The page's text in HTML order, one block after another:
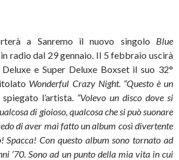
a Sanremo il nuovo singolo Blue
radio dal 29 gennaio. Il 5 febbraio uscirà
Deluxe e Super Deluxe Boxset il suo 32°
Wonderful Crazy Night. “Questo è un
spiegato l’artista. “Volevo un disco dove si
di gioioso, qualcosa che si può suonare
di aver mai fatto un album così divertente
Spacca! Con questo album sono tornato ad
’70. Sono ad un punto della mia vita in cui